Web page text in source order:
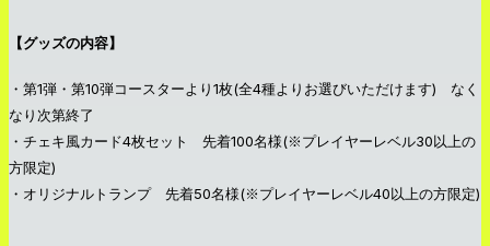
【グッズの内容】
・第1弾・第10弾コースターより1枚(全4種よりお選びいただけます) なく
なり次第終了
・チェキ風カード4枚セット 先着100名様(※プレイヤーレベル30以上の
方限定)
・オリジナルトランプ 先着50名様(※プレイヤーレベル40以上の方限定)